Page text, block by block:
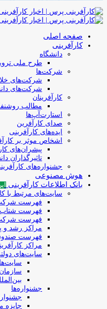
صفحه اصلی
کارآفرینی
دانشگاه
طرح ملی
شرکت‌ها
شرکت‌های
شرکت‌های
کارآفرینان
مطالب
استارت‌آپ‌ها
صدای کارآفرین
ایده‌های کارآفرینی
اشخاص موثر بر
پیشران‌های
تاثیرگذاران
جشنواره‌های
هوش مصنوعی
بانک اطلاعات کارآفرینی
سایت‌های مرتبط با
فهرست
فهرست
فهرست
مراکز رشد و
فهرست
مراکز
سایت‌های
جشنواره‌ها